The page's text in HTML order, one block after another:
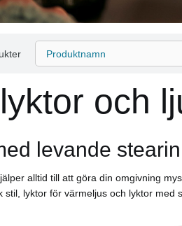
och
levande
alltid till att göra din omgivning
stil, lyktor för värmeljus och lyktor med